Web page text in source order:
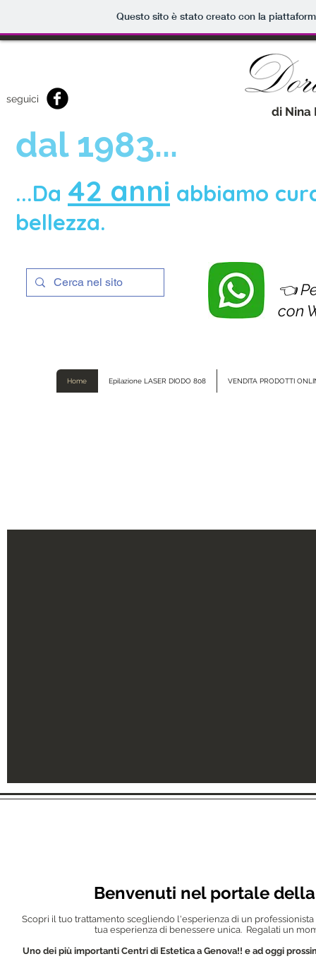
Questo sito è stato creato con la
seguici
di Nina
dal 1983...
...Da 42 anni abbiamo cur
bellezza.
👈
con
Home Epilazione LASER DIODO 808 VENDITA PRODOTTI
Benvenuti nel portale
Scopri il tuo trattamento scegliendo l'esperienza di un
tua esperienza di benessere unica. Regalati un
Uno dei più importanti Centri di Estetica a Genova!! e ad oggi